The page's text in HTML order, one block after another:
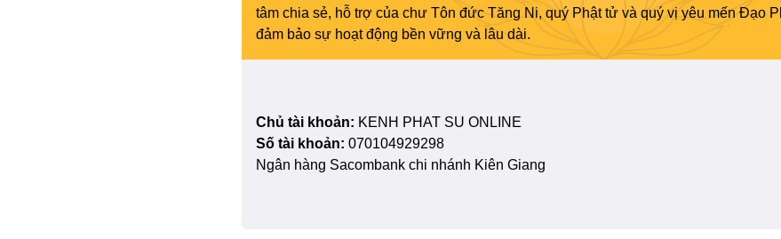
tâm chia sẻ, hỗ trợ của chư Tôn đức Tăng Ni, quý Phật tử và quý vị yêu mến Đạo
đảm bảo sự hoạt động bền vững và lâu dài.
Chủ tài khoản: KENH PHAT SU ONLINE
Số tài khoản: 070104929298
Ngân hàng Sacombank chi nhánh Kiên Giang